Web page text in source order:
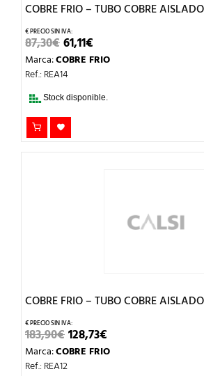
COBRE FRIO – TUBO COBRE
87,30€EL
PRECIO
ORIGINAL
ERA:
61,11€PRECIO
ACTUAL
Marca:COBRE FRIO
Ref.: REA14
Stock disponible.
COBRE FRIO – TUBO COBRE
183,90€EL
PRECIO
ORIGINAL
128,73€PRECIO
ACTUAL
Marca:COBRE FRIO
Ref.: REA12